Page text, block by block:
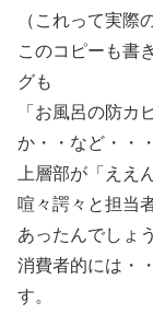
（これって実際
このコピーも書
グも
「お風呂の防カ
か・・など・・・
上層部が「ええ
喧々諤々と担当
あったんでしょ
消費者的には・
す。